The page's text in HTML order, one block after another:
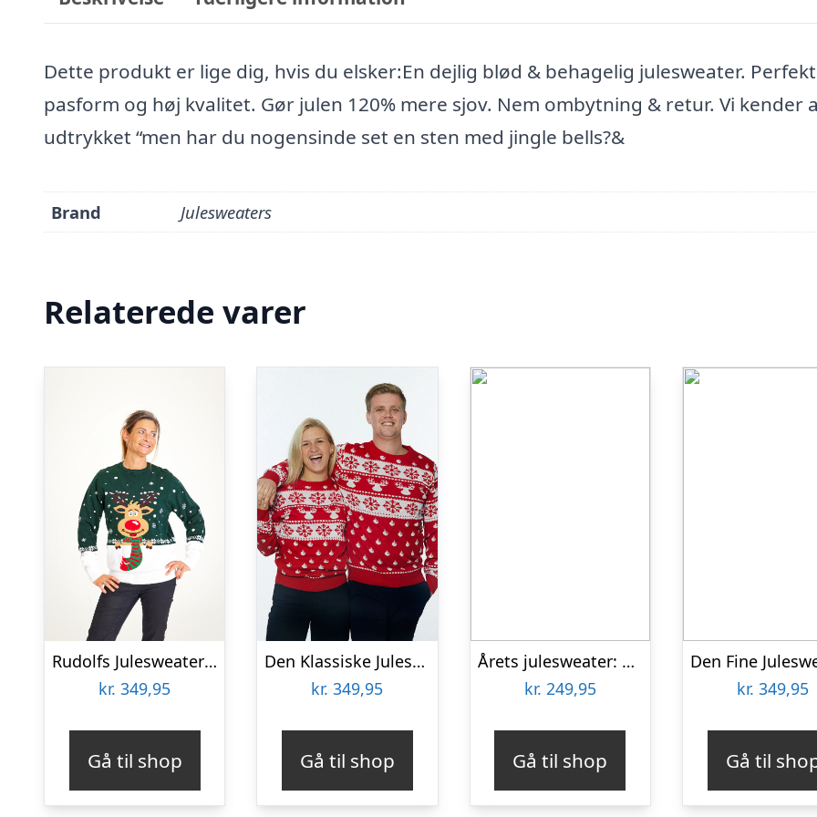
Dette produkt er lige dig, hvis du elsker:En dejlig blød & behagelig julesweater. Perfekt
pasform og høj kvalitet. Gør julen 120% mere sjov. Nem ombytning & retur. Vi kender
udtrykket “men har du nogensinde set en sten med jingle bells?&
Brand Julesweaters
Relaterede varer
Rudolfs Julesweater Grøn – dame / kvinder.
kr. 349,95
Gå til shop
Den Klassiske Julesweater Rød – dame / kvinder.
kr. 349,95
Gå til shop
Årets julesweater: Christmas Is Coming – dame / kvinder. Ugly Christmas Sweater lavet i Danmark
kr. 249,95
Gå til shop
kr. 349,95
Gå til